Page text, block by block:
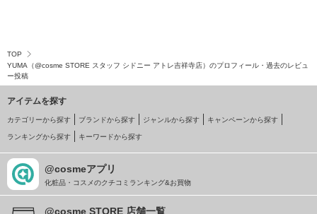
TOP
YUMA（@cosme STORE スタッフ シドニー アトレ吉祥寺店）のプロフィール・過去のレビュ
ー投稿
アイテムを探す
カテゴリーから探す ブランドから探す ジャンルから探す キャンペーンから探す
ランキングから探す キーワードから探す
@cosmeアプリ
化粧品・コスメのクチコミランキング&お買物
@cosme STORE 店舗一覧